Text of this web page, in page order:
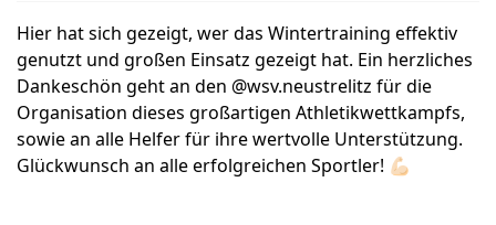
Hier hat sich gezeigt, wer das Wintertraining effektiv
genutzt und großen Einsatz gezeigt hat. Ein herzliches
Dankeschön geht an den @wsv.neustrelitz für die
Organisation dieses großartigen Athletikwettkampfs,
sowie an alle Helfer für ihre wertvolle Unterstützung.
Glückwunsch an alle erfolgreichen Sportler! 💪🏻